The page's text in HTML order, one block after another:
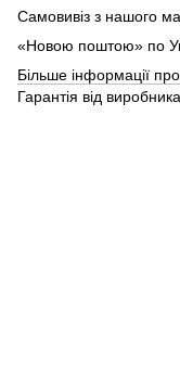
Самовивіз з нашого
«Новою поштою» по
Більше інформації
Гарантія від